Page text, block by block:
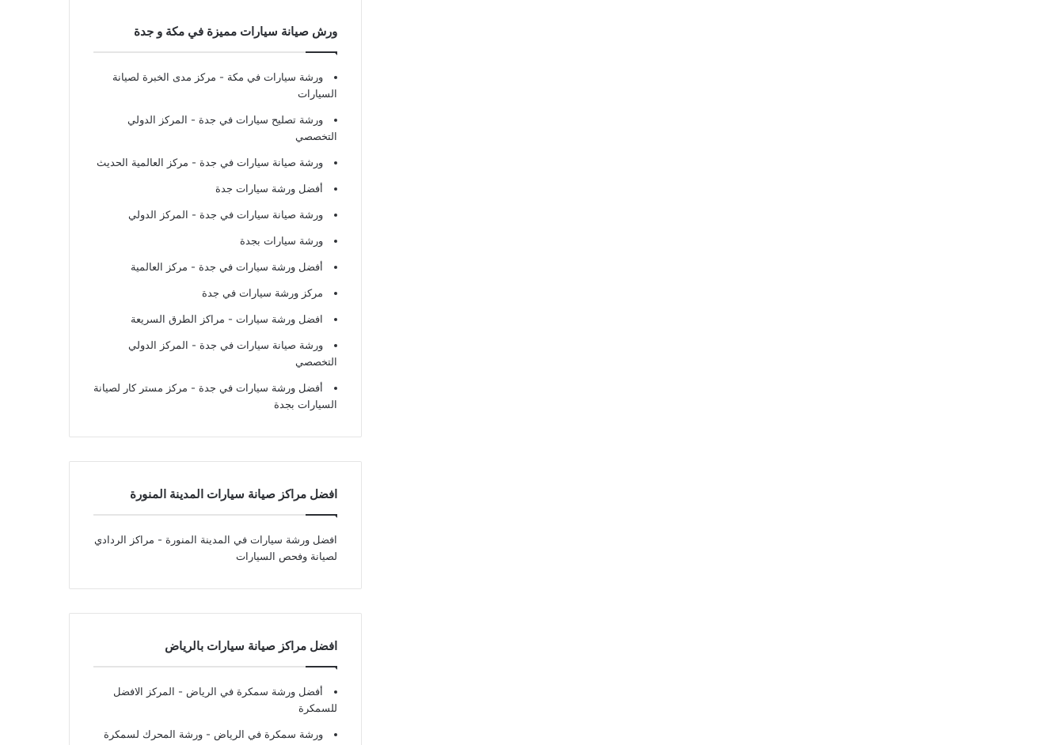
ورش صيانة سيارات مميزة في مكة و جدة
ورشة سيارات في مكة - مركز مدى الخبرة لصيانة
السيارات
ورشة تصليح سيارات في جدة - المركز الدولي
التخصصي
ورشة صيانة سيارات في جدة - مركز العالمية الحديث
أفضل ورشة سيارات جدة
ورشة صيانة سيارات في جدة - المركز الدولي
ورشة سيارات بجدة
أفضل ورشة سيارات في جدة - مركز العالمية
مركز ورشة سيارات في جدة
افضل ورشة سيارات - مراكز الطرق السريعة
ورشة صيانة سيارات في جدة - المركز الدولي
التخصصي
أفضل ورشة سيارات في جدة - مركز مستر كار لصيانة
السيارات بجدة
افضل مراكز صيانة سيارات المدينة المنورة
افضل ورشة سيارات في المدينة المنورة - مراكز الردادي
لصيانة وفحص السيارات
افضل مراكز صيانة سيارات بالرياض
أفضل ورشة سمكرة في الرياض - المركز الافضل
للسمكرة
ورشة سمكرة في الرياض - ورشة المحرك لسمكرة